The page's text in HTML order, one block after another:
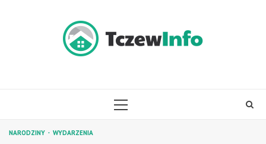
PRIMARY
NARODZINY WYDARZENIA